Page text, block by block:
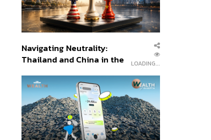
Navigating Neutrality:
Thailand and China in the
Order
LOADING...